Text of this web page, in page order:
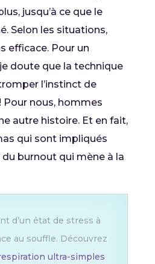
jusqu’à ce que le
Selon les situations,
efficace. Pour un
doute que la technique
l’instinct de
Pour nous, hommes
autre histoire. Et en fait,
qui sont impliqués
burnout qui mène à la
d’un état de stress à
au souffle. Découvrez
ultra-simples